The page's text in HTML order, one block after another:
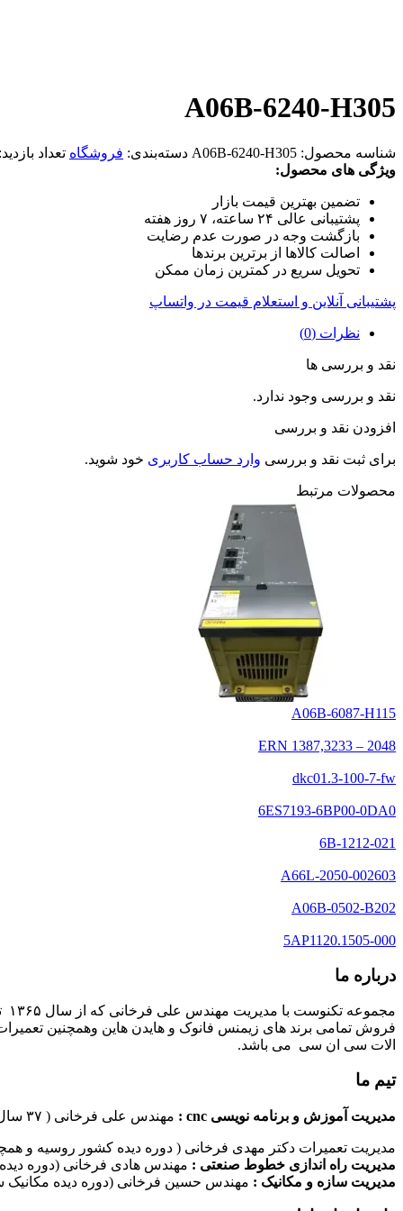
A06B-6240-H305
شناسه محصول: A06B-6240-H305 دسته‌بندی: فروشگاه تعداد بازدید:
ویژگی های محصول:
تضمین بهترین قیمت بازار
پشتیبانی عالی ۲۴ ساعته، ۷ روز هفته
بازگشت وجه در صورت عدم رضایت
اصالت کالاها از برترین برندها
تحویل سریع در کمترین زمان ممکن
پشتیبانی آنلاین و استعلام قیمت در واتساپ
نظرات (0)
نقد و بررسی ها
نقد و بررسی وجود ندارد.
افزودن نقد و بررسی
برای ثبت نقد و بررسی وارد حساب کاربری خود شوید.
محصولات مرتبط
A06B-6087-H115
ERN 1387,3233 – 2048
dkc01.3-100-7-fw
6ES7193-6BP00-0DA0
6B-1212-021
A66L-2050-002603
A06B-0502-B202
5AP1120.1505-000
درباره ما
فروش تمامی برند های زیمنس فانوک و هایدن هاین وهمچنین
الات سی ان سی می باشد.
تیم ما
مدیریت آموزش و برنامه نویسی cnc : مهندس علی فرخانی ( ۳۷ سال سابقه کاری در امر برنامه نویسی ماشین های سی ان سی)
مدیریت تعمیرات دکتر مهدی فرخانی ( دوره دیده کشور روسیه و
مدیریت راه اندازی خطوط صنعتی : مهندس هادی فرخانی (دوره
مدیریت سازه و مکانیک : مهندس حسین فرخانی (دوره دیده مکانیک